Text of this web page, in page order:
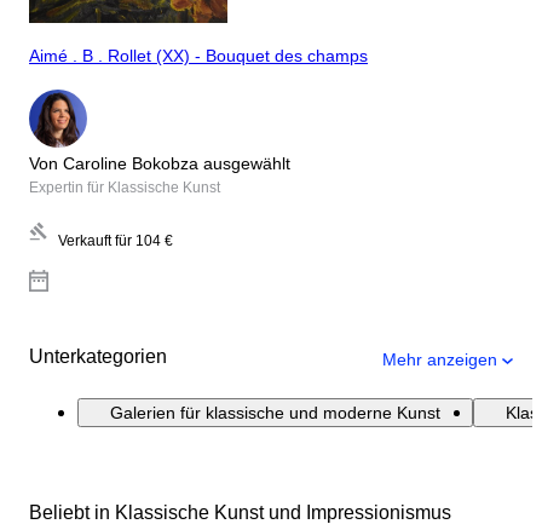
Aimé . B . Rollet (XX) - Bouquet des champs
Von Caroline Bokobza ausgewählt
Expertin für Klassische Kunst
Verkauft für 104 €
Unterkategorien Mehr anzeigen
Galerien für klassische und moderne Kunst
Beliebt in Klassische Kunst und Impressionismus